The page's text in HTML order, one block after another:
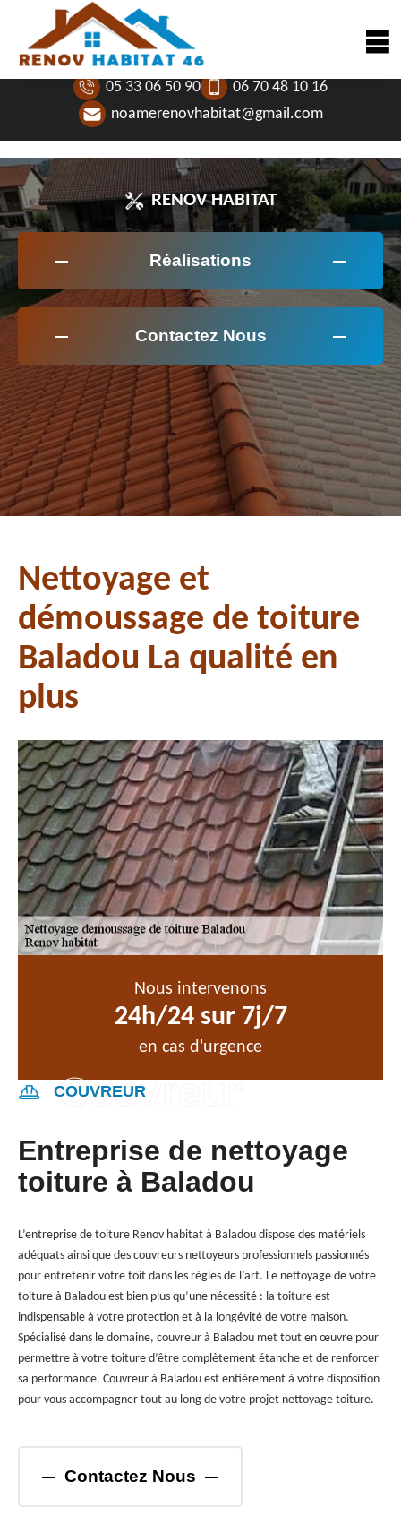
05 33 06 50 90
06 70 48 10 16
noamerenovhabitat@gmail.com
RENOV HABITAT
Réalisations
Contactez Nous
Nettoyage et
démoussage de toiture
Baladou La qualité en
plus
Nous intervenons
24h/24 sur 7j/7
en cas d'urgence
COUVREUR
Entreprise de nettoyage
toiture à Baladou
L’entreprise de toiture Renov habitat à Baladou dispose des matériels
adéquats ainsi que des couvreurs nettoyeurs professionnels passionnés
pour entretenir votre toit dans les règles de l’art. Le nettoyage de votre
toiture à Baladou est bien plus qu’une nécessité : la toiture est
indispensable à votre protection et à la longévité de votre maison.
Spécialisé dans le domaine, couvreur à Baladou met tout en œuvre pour
permettre à votre toiture d’être complètement étanche et de renforcer
sa performance. Couvreur à Baladou est entièrement à votre disposition
pour vous accompagner tout au long de votre projet nettoyage toiture.
Contactez Nous